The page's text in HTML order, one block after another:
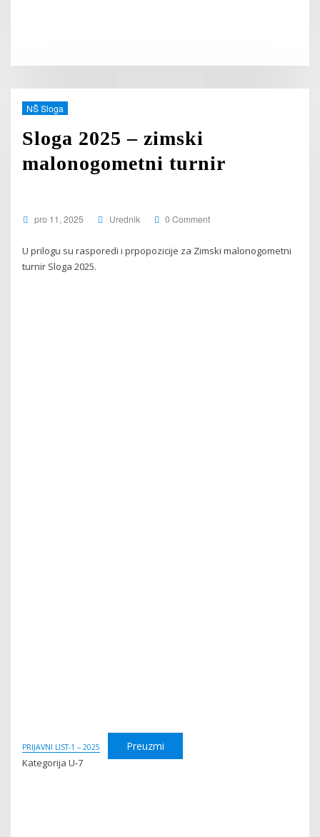
NŠ Sloga
Sloga 2025 – zimski
malonogometni turnir
pro 11, 2025 Urednik 0 Comment
U prilogu su rasporedi i prpopozicije za Zimski malonogometni
turnir Sloga 2025.
PRIJAVNI LIST-1 – 2025 Preuzmi
Kategorija U-7